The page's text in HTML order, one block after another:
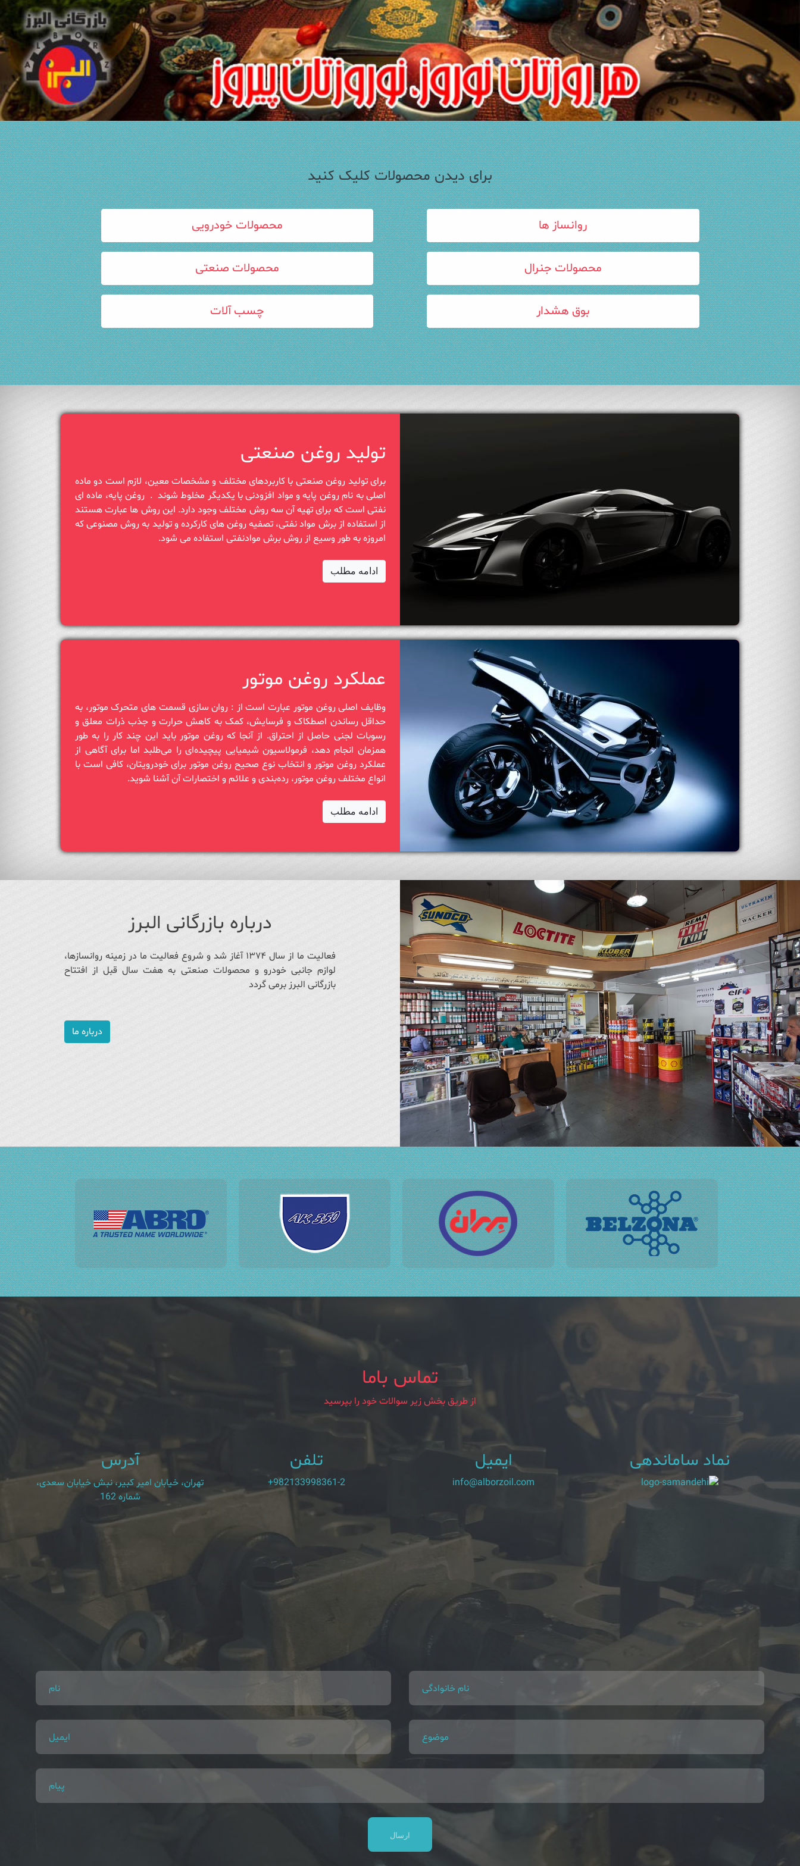
برای دیدن محصولات کلیک کنید
محصولات خودرویی روانساز ها
محصولات صنعتی محصولات جنرال
چسب آلات بوق هشدار
تولید روغن صنعتی
برای تولید روغن صنعتی با کاربردهای مختلف و مشخصات معین، لازم است دو‎ ‎ماده
اصلی به نام روغن پایه و ‏مواد افزودنی با یکدیگر مخلوط شوند‎. ‎ روغن‎ ‎پایه، ماده ای
نفتی است که برای تهیه آن سه روش مختلف وجود دارد. این روش‎ ‎ها عبارت هستند
از ‏استفاده از برش مواد نفتی، تصفیه روغن های کارکرده و‎ ‎تولید به روش مصنوعی که
امروزه به طور وسیع از ‏روش برش موادنفتی استفاده‏‎ ‎می شود.
ادامه مطلب
عملکرد روغن موتور
وظایف اصلی روغن موتور عبارت است از : روان سازی قسمت‌ های متحرک موتور، به
حداقل رساندن اصطکاک و فرسایش، کمک به کاهش حرارت و جذب ذرات معلق و
رسوبات لجنی حاصل از احتراق. از آنجا که روغن موتور باید این چند کار را به طور
همزمان انجام دهد، فرمولاسیون شیمیایی پیچیده‌ای را می‌طلبد اما برای آگاهی از
عملکرد روغن موتور و انتخاب نوع صحیح روغن موتور برای خودرویتان، کافی است با
انواع مختلف روغن موتور، رده‌بندی و علائم و اختصارات آن آشنا شوید.
ادامه مطلب
درباره بازرگانی البرز
فعالیت ما از سال ۱۳۷۴ آغاز شد و شروع فعالیت ما در زمینه روانسازها،
لوازم جانبی خودرو و محصولات صنعتی به هفت سال قبل از افتتاح
بازرگانی البرز برمی گردد
درباره ما
تماس باما
از طریق بخش زیر سوالات خود را بپرسید
آدرس
تهران، خیابان امیر کبیر، نبش خیابان سعدی،
شماره 162
تلفن
+982133998361-2
ایمیل
info@alborzoil.com
نماد ساماندهی
نام نام خانوادگی
ایمیل موضوع
پیام
ارسال